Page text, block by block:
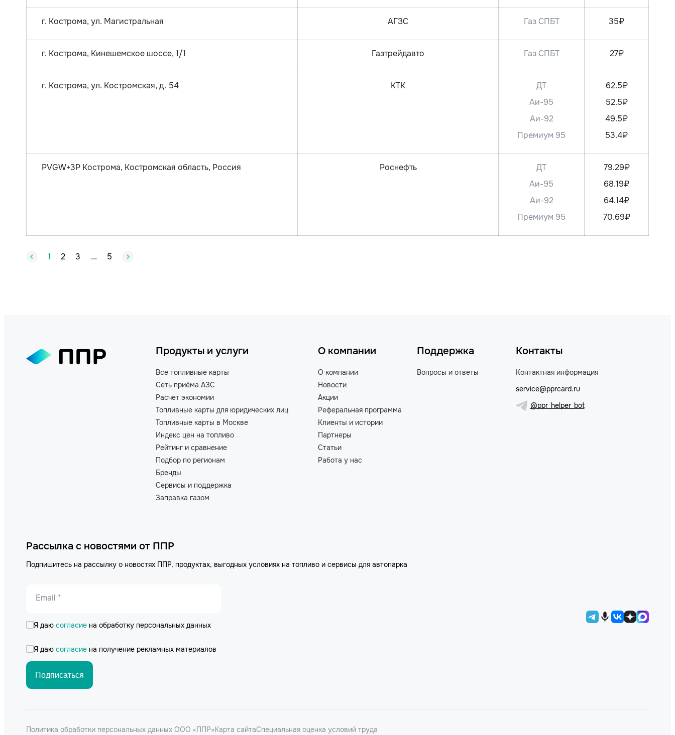
г. Кострома, ул. Магистральная АГЗС Газ СПБТ 35₽
г. Кострома, Кинешемское шоссе, 1/1 Газтрейдавто Газ СПБТ 27₽
г. Кострома, ул. Костромская, д. 54 КТК
ДТ
Аи-95
Аи-92
Премиум 95
62.5₽
52.5₽
49.5₽
53.4₽
PVGW+3P Кострома, Костромская область, Россия Роснефть
ДТ
Аи-95
Аи-92
Премиум 95
79.29₽
68.19₽
64.14₽
70.69₽
1 2 3 ... 5
Продукты и услуги
Все топливные карты
Сеть приёма АЗС
Расчет экономии
Топливные карты для юридических лиц
Топливные карты в Москве
Индекс цен на топливо
Рейтинг и сравнение
Подбор по регионам
Бренды
Сервисы и поддержка
Заправка газом
О компании
О компании
Новости
Акции
Реферальная программа
Клиенты и истории
Партнеры
Статьи
Работа у нас
Поддержка
Вопросы и ответы
Контакты
Контактная информация
service@pprcard.ru
@ppr_helper_bot
Рассылка с новостями от ППР
Подпишитесь на рассылку о новостях ППР, продуктах, выгодных условиях на топливо и сервисы для автопарка
Email *
Я даю согласие на обработку персональных данных
Я даю согласие на получение рекламных материалов
Подписаться
Политика обработки персональных данных ООО «ППР»Карта сайтаСпециальная оценка условий труда